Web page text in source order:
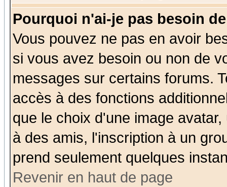
Pourquoi n'ai-je pas besoin
Vous pouvez ne pas en avoir
si vous avez besoin ou non de
messages sur certains forums.
accès à des fonctions
que le choix d'une image
à des amis, l'inscription à un
prend seulement quelques
Revenir en haut de page